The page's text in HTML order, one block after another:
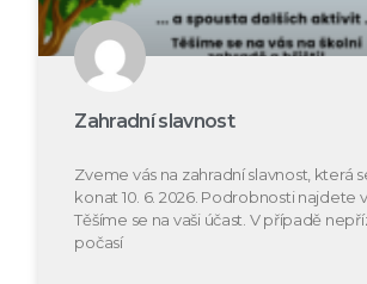
Zahradní slavnost
Zveme vás na zahradní slavnost, která
konat 10. 6. 2026. Podrobnosti najdete
Těšíme se na vaši účast. V případě
počasí